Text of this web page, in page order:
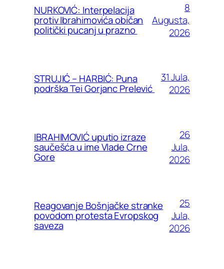
NURKOVIĆ: Interpelacija
protiv Ibrahimovića običan
politički pucanj u prazno
8
Augusta,
2026
STRUJIĆ – HARBIĆ: Puna
podrška Tei Gorjanc Prelević
31 Jula,
2026
IBRAHIMOVIĆ uputio izraze
saučešća u ime Vlade Crne
Gore
26
Jula,
2026
Reagovanje Bošnjačke stranke
povodom protesta Evropskog
saveza
25
Jula,
2026